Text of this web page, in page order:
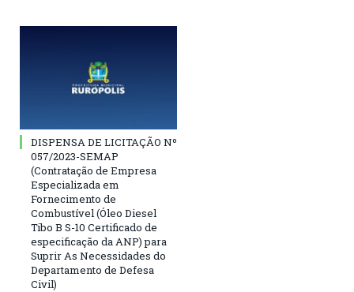
DISPENSA DE LICITAÇÃO Nº
057/2023-SEMAP
(Contratação de Empresa
Especializada em
Fornecimento de
Combustível (Óleo Diesel
Tibo B S-10 Certificado de
especificação da ANP) para
Suprir As Necessidades do
Departamento de Defesa
Civil)